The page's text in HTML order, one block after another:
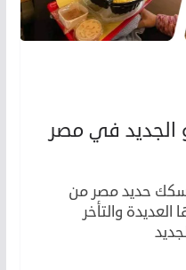
الجديد في مصر
حديد مصر من
والتأخر